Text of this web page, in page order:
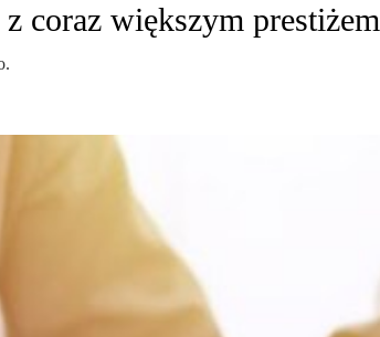
coraz większym prestiżem